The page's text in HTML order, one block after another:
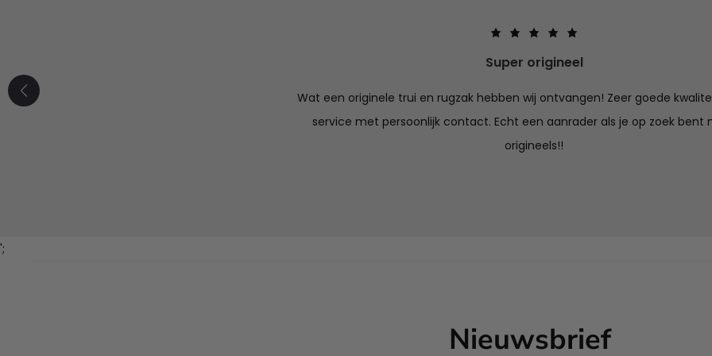
Super origineel
Wat een originele trui en rugzak hebben wij ontvangen! Zeer goede
service met persoonlijk contact. Echt een aanrader als je op zoek bent
origineels!!
';
Nieuwsbrief